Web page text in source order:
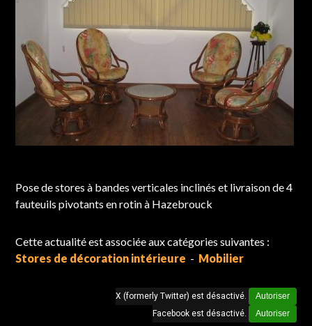
Pose de stores à bandes verticales inclinés et livraison de 4
fauteuils pivotants en rotin à Hazebrouck
Cette actualité est associée aux catégories suivantes :
Stores de décoration intérieure - Mobilier
X (formerly Twitter) est désactivé.
Autoriser
Facebook est désactivé.
Autoriser